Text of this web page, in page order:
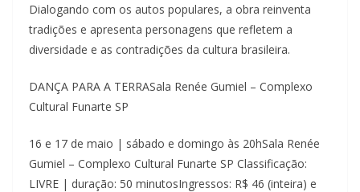
Dialogando com os autos populares, a obra reinventa
tradições e apresenta personagens que refletem a
diversidade e as contradições da cultura brasileira.
DANÇA PARA A TERRASala Renée Gumiel – Complexo
Cultural Funarte SP
16 e 17 de maio | sábado e domingo às 20hSala Renée
Gumiel – Complexo Cultural Funarte SP Classificação:
LIVRE | duração: 50 minutosIngressos: R$ 46 (inteira) e